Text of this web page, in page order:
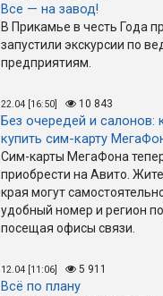
Все — на завод!
В Прикамье в честь Года
запустили экскурсии по
предприятиям.
22.04 [16:50] 10 843
Без очередей и салонов:
купить сим-карту
Сим-карты МегаФона
приобрести на Авито.
края могут
удобный номер и регион
посещая офисы связи.
12.04 [11:06] 5 911
Всё по плану